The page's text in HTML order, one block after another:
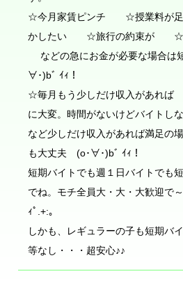
☆今月家賃ピンチ ☆授業料が
かしたい ☆旅行の約束が ☆出
などの急にお金が必要な場合は
∀･)bﾞ ｲｨ！
☆毎月もう少しだけ収入があれ
に大変。時間がないけどバイトし
など少しだけ収入があれば満足の
も大丈夫 (o･∀･)bﾞ ｲｨ！
短期バイトでも週１日バイトでも
でね。モチ全員大・大・大歓迎で
ｨﾟ.+:｡
しかも、レギュラーの子も短期バ
等なし・・・超安心♪♪